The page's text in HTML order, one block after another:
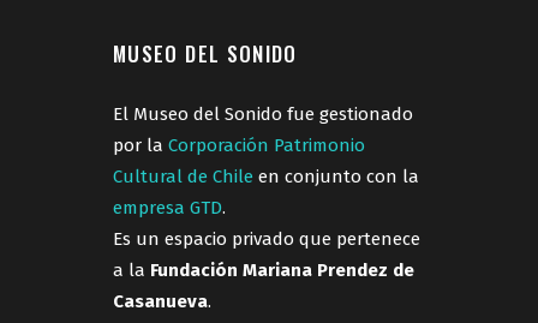
MUSEO DEL SONIDO
El Museo del Sonido fue gestionado
por la Corporación Patrimonio
Cultural de Chile en conjunto con la
empresa GTD.
Es un espacio privado que pertenece
a la Fundación Mariana Prendez de
Casanueva.